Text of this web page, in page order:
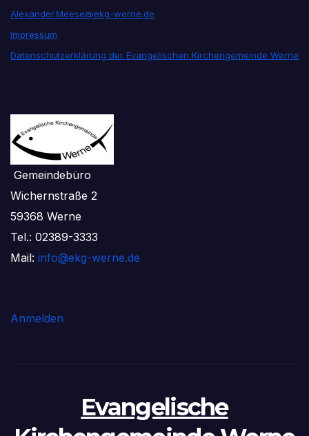
Alexander.Meese@ekg-werne.de
Impressum
Datenschutzerklärung der Evangelischen Kirchengemeinde Werne
Gemeindebüro
Wichernstraße 2
59368 Werne
Tel.: 02389-3333
Mail: info@ekg-werne.de
Anmelden
Evangelische